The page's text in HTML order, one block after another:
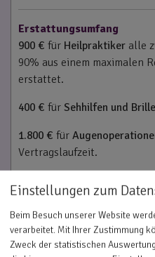
Erstattungsumfang
900 € für Heilpraktiker alle
90% aus einem maximalen
erstattet.
400 € für Sehhilfen und
1.800 € für
Vertragslaufzeit.
für
zwei Kalenderjahre.
900 €fürHörgeräte und
Kalenderjahre.
Einstellungen zum
Beim Besuch unserer Website
verarbeitet. Mit Ihrer Zustimmung
Zweck der statistischen